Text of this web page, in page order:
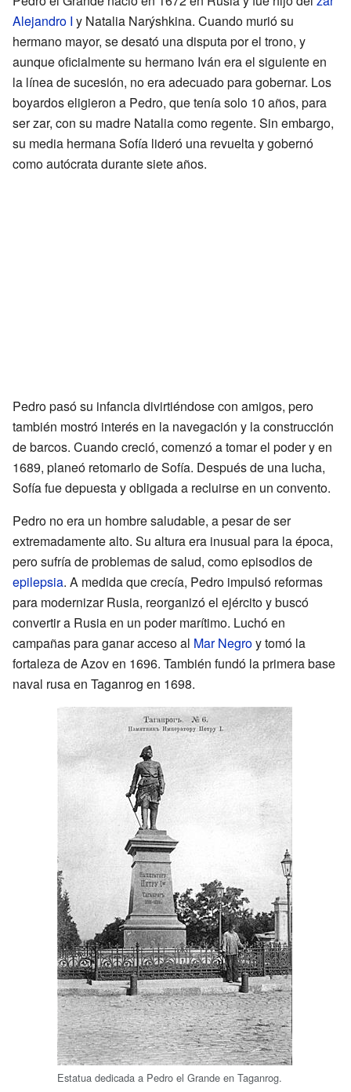
Alejandro I y Natalia Narýshkina. Cuando murió su
hermano mayor, se desató una disputa por el trono, y
aunque oficialmente su hermano Iván era el siguiente en
la línea de sucesión, no era adecuado para gobernar. Los
boyardos eligieron a Pedro, que tenía solo 10 años, para
ser zar, con su madre Natalia como regente. Sin embargo,
su media hermana Sofía lideró una revuelta y gobernó
como autócrata durante siete años.
Pedro pasó su infancia divirtiéndose con amigos, pero
también mostró interés en la navegación y la construcción
de barcos. Cuando creció, comenzó a tomar el poder y en
1689, planeó retomarlo de Sofía. Después de una lucha,
Sofía fue depuesta y obligada a recluirse en un convento.
Pedro no era un hombre saludable, a pesar de ser
extremadamente alto. Su altura era inusual para la época,
pero sufría de problemas de salud, como episodios de
epilepsia. A medida que crecía, Pedro impulsó reformas
para modernizar Rusia, reorganizó el ejército y buscó
convertir a Rusia en un poder marítimo. Luchó en
campañas para ganar acceso al Mar Negroy tomó la
fortaleza de Azov en 1696. También fundó la primera base
naval rusa en Taganrog en 1698.
Estatua dedicada a Pedro el Grande en Taganrog.